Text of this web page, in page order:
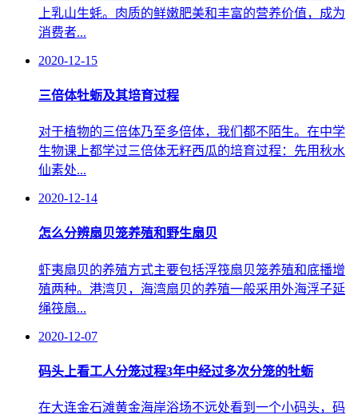
上乳山生蚝。肉质的鲜嫩肥美和丰富的营养价值，成为
消费者...
2020-12-15
三倍体牡蛎及其培育过程
对于植物的三倍体乃至多倍体，我们都不陌生。在中学
生物课上都学过三倍体无籽西瓜的培育过程：先用秋水
仙素处...
2020-12-14
怎么分辨扇贝笼养殖和野生扇贝
虾夷扇贝的养殖方式主要包括浮筏扇贝笼养殖和底播增
殖两种。港湾贝，海湾扇贝的养殖一般采用外海浮子延
绳筏扇...
2020-12-07
码头上看工人分笼过程3年中经过多次分笼的牡蛎
在大连金石滩黄金海岸浴场不远处看到一个小码头，码